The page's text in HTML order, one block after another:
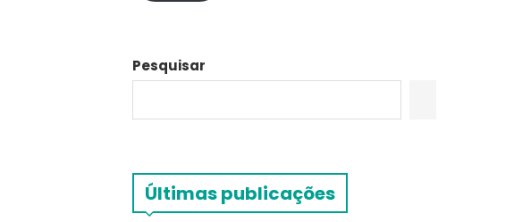
Pesquisar
Últimas publicações